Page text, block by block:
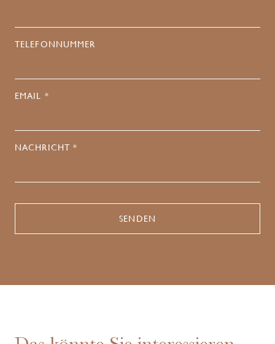
TELEFONNUMMER
EMAIL *
NACHRICHT *